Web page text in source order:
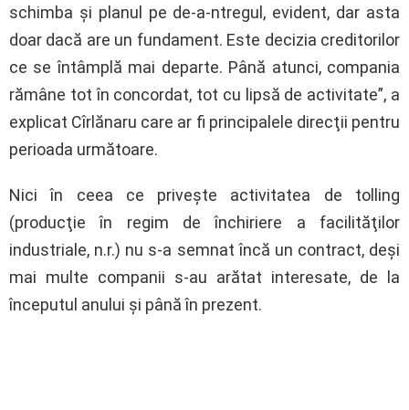
schimba şi planul pe de-a-ntregul, evident, dar asta
doar dacă are un fundament. Este decizia creditorilor
ce se întâmplă mai departe. Până atunci, compania
rămâne tot în concordat, tot cu lipsă de activitate”, a
explicat Cîrlănaru care ar fi principalele direcţii pentru
perioada următoare.
Nici în ceea ce priveşte activitatea de tolling
(producţie în regim de închiriere a facilităţilor
industriale, n.r.) nu s-a semnat încă un contract, deşi
mai multe companii s-au arătat interesate, de la
începutul anului şi până în prezent.